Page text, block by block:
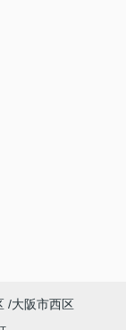
大阪市西区